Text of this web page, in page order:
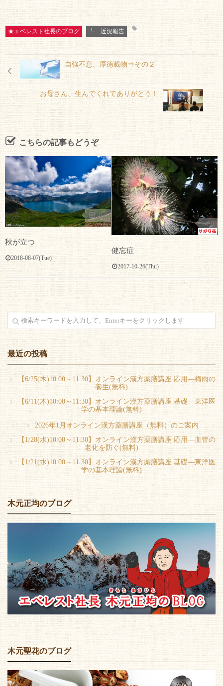
★エベレスト社長のブログ ┗ 近況報告
自強不息、厚徳載物⇒その２
お母さん、生んでくれてありがとう！
こちらの記事もどうぞ
253
秋が立つ
2018-08-07(Tue)
0
健忘症
2017-10-26(Thu)
最近の投稿
【6/25(木)10:00～11:30】オンライン漢方薬膳講座 応用―梅雨の
養生(無料)
【6/11(木)10:00～11:30】オンライン漢方薬膳講座 基礎―東洋医
学の基本理論(無料)
2026年1月オンライン漢方薬膳講座（無料）のご案内
【1/28(水)10:00～11:30】オンライン漢方薬膳講座 応用―血管の
老化を防ぐ(無料)
【1/21(水)10:00～11:30】オンライン漢方薬膳講座 基礎―東洋医
学の基本理論(無料)
木元正均のブログ
木元聖花のブログ